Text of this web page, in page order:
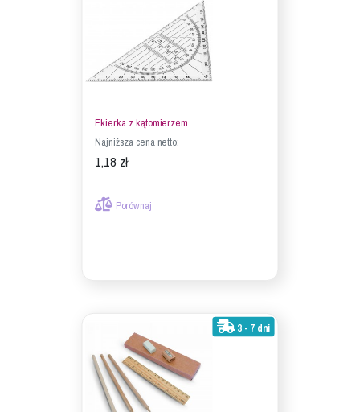
Ekierka z kątomierzem
Najniższa cena netto:
1,18 zł
Porównaj
3 - 7 dni